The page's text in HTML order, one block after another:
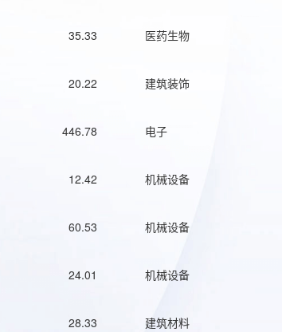
35.33 医药生物
20.22 建筑装饰
446.78 电子
12.42 机械设备
60.53 机械设备
24.01 机械设备
28.33 建筑材料